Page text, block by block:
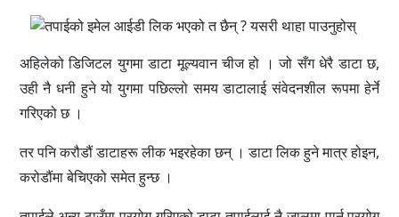
अहिलेको डिजिटल युगमा डाटा मूल्यवान चीज हो । जो सँग धेरै डाटा छ,
उही नै धनी हुने यो युगमा पछिल्लो समय डाटालाई संवेदनशील रूपमा हेर्ने
गरिएको छ ।
तर पनि करौडौं डाटाहरू लीक भइरहेका छन् । डाटा लिक हुने मात्र होइन,
करोडौंमा बेचिएको समेत हुन्छ ।